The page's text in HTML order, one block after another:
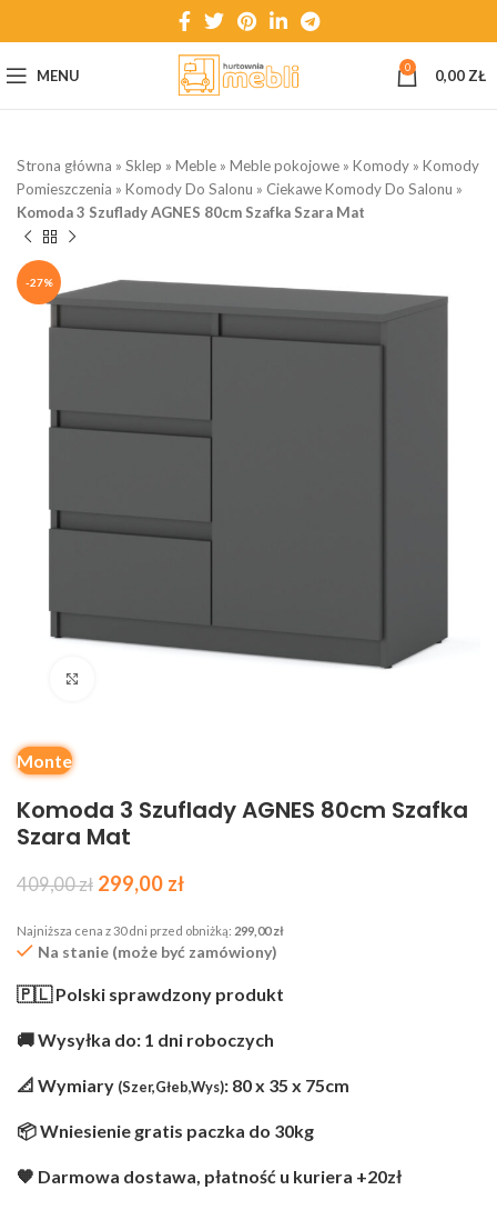
MENU 0 0,00 ZŁ
Strona główna » Sklep » Meble » Meble pokojowe » Komody » Komody
Pomieszczenia » Komody Do Salonu » Ciekawe Komody Do Salonu »
Komoda 3 Szuflady AGNES 80cm Szafka Szara Mat
-27%
Monte
Komoda 3 Szuflady AGNES 80cm Szafka
Szara Mat
409,00zł 299,00 zł
Najniższa cena z 30 dni przed obniżką: 299,00zł
Na stanie (może być zamówiony)
🇵🇱 Polski sprawdzony produkt
🚚 Wysyłka do: 1 dni roboczych
📐 Wymiary (Szer,Głeb,Wys): 80 x 35 x 75cm
📦 Wniesienie gratis paczka do 30kg
🧡 Darmowa dostawa, płatność u kuriera +20zł